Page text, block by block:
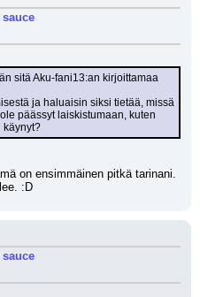
sitä Aku-fani13:an kirjoittamaa
ja haluaisin siksi tietää, missä
päässyt laiskistumaan, kuten
käynyt?
on ensimmäinen pitkä tarinani.
:D